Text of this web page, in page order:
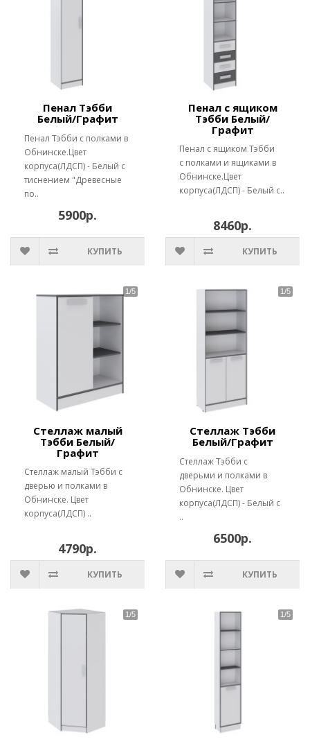
Пенал Тэбби
Белый/Графит
Пенал Тэбби с полками в
Обнинске.Цвет
корпуса(ЛДСП) - Белый с
тиснением "Древесные
по..
5900р.
КУПИТЬ
Пенал с ящиком
Тэбби Белый/
Графит
Пенал с ящиком Тэбби
с полками и ящиками в
Обнинске.Цвет
корпуса(ЛДСП) - Белый с..
8460р.
КУПИТЬ
Стеллаж малый
Тэбби Белый/
Графит
Стеллаж малый Тэбби с
дверью и полками в
Обнинске. Цвет
корпуса(ЛДСП) ..
4790р.
КУПИТЬ
Стеллаж Тэбби
Белый/Графит
Стеллаж Тэбби с
дверьми и полками в
Обнинске. Цвет
корпуса(ЛДСП) - Белый с
..
6500р.
КУПИТЬ